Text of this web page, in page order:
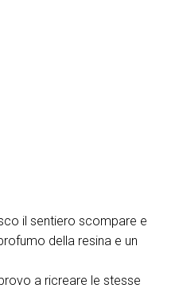
il sentiero scompare e
della resina e un
a ricreare le stesse